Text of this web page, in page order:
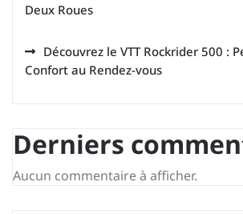
Deux Roues
Découvrez le VTT Rockrider 500 :
Confort au Rendez-vous
Derniers
Aucun commentaire à afficher.